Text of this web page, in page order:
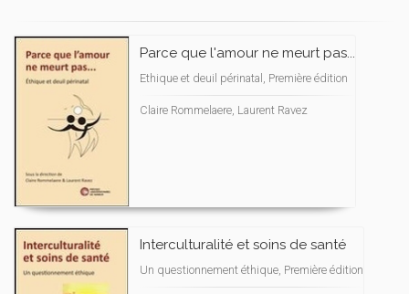
Parce que l'amour ne meurt pas...
Ethique et deuil périnatal, Première édition
Claire Rommelaere, Laurent Ravez
Interculturalité et soins de santé
Un questionnement éthique, Première édition